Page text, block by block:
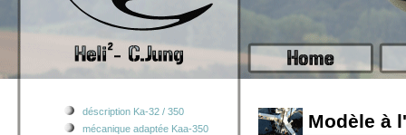
déscription Ka-32 / 350
mécanique adaptée Kaa-350
Modèle à